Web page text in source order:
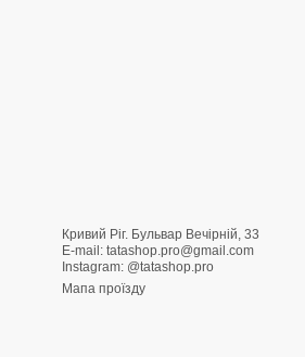
Кривий Ріг. Бульвар Вечірній, 33
E-mail: tatashop.pro@gmail.com
Instagram: @tatashop.pro
Мапа проїзду